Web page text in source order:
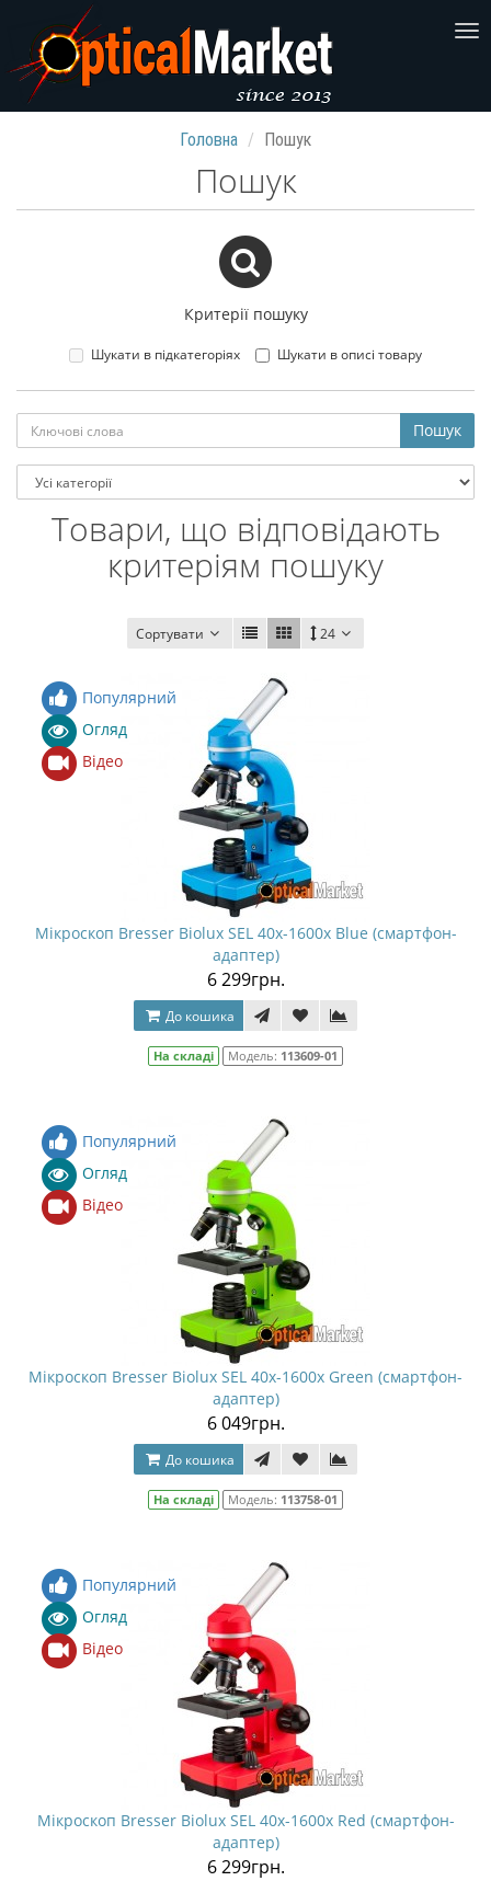
Головна Пошук
Пошук
Критерії пошуку
Шукати в підкатегоріях Шукати в описі товару
Товари, що відповідають
критеріям пошуку
Сортувати 24
Популярний
Огляд
Відео
Мікроскоп Bresser Biolux SEL 40x-1600x Blue (смартфон-
адаптер)
6 299грн.
До кошика
На складі Модель: 113609-01
Популярний
Огляд
Відео
Мікроскоп Bresser Biolux SEL 40x-1600x Green (смартфон-
адаптер)
6 049грн.
До кошика
На складі Модель: 113758-01
Популярний
Огляд
Відео
Мікроскоп Bresser Biolux SEL 40x-1600x Red (смартфон-
адаптер)
6 299грн.